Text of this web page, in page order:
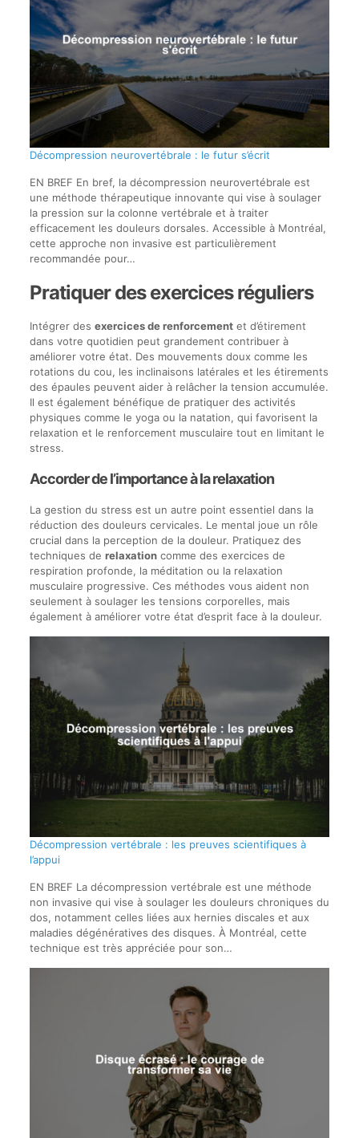
Décompression neurovertébrale : le futur s’écrit
EN BREF En bref, la décompression neurovertébrale est
une méthode thérapeutique innovante qui vise à soulager
la pression sur la colonne vertébrale et à traiter
efficacement les douleurs dorsales. Accessible à Montréal,
cette approche non invasive est particulièrement
recommandée pour…
Pratiquer des exercices réguliers
Intégrer des exercices de renforcementet d’étirement
dans votre quotidien peut grandement contribuer à
améliorer votre état. Des mouvements doux comme les
rotations du cou, les inclinaisons latérales et les étirements
des épaules peuvent aider à relâcher la tension accumulée.
Il est également bénéfique de pratiquer des activités
physiques comme le yoga ou la natation, qui favorisent la
relaxation et le renforcement musculaire tout en limitant le
stress.
Accorder de l’importance à la relaxation
La gestion du stress est un autre point essentiel dans la
réduction des douleurs cervicales. Le mental joue un rôle
crucial dans la perception de la douleur. Pratiquez des
techniques de relaxationcomme des exercices de
respiration profonde, la méditation ou la relaxation
musculaire progressive. Ces méthodes vous aident non
seulement à soulager les tensions corporelles, mais
également à améliorer votre état d’esprit face à la douleur.
Décompression vertébrale : les preuves scientifiques à
l’appui
EN BREF La décompression vertébrale est une méthode
non invasive qui vise à soulager les douleurs chroniques du
dos, notamment celles liées aux hernies discales et aux
maladies dégénératives des disques. À Montréal, cette
technique est très appréciée pour son…